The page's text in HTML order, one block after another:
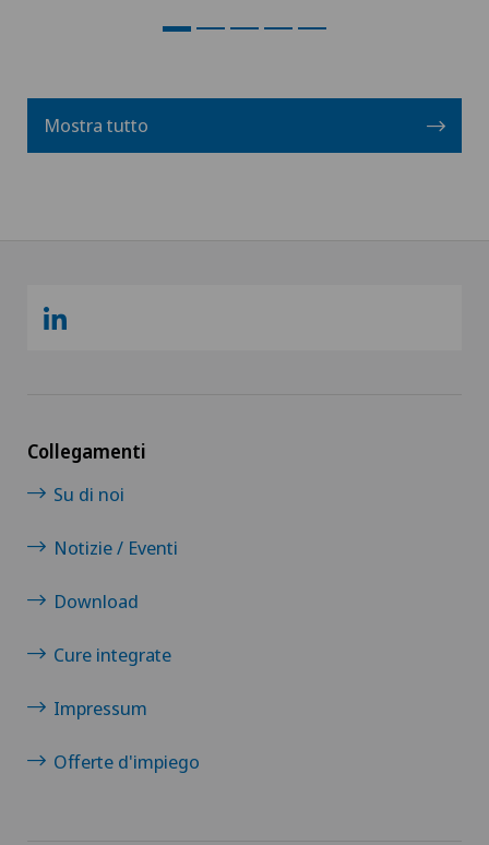
Mostra tutto
Collegamenti
Su di noi
Notizie / Eventi
Download
Cure integrate
Impressum
Offerte d'impiego